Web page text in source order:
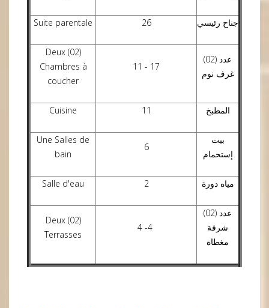
Suite parentale 26 جناح رئيسي
Deux (02)
Chambres à
coucher
11 - 17
عدد (02)
غرف نوم
Cuisine 11 المطبخ
Une Salles de
bain
6
بيت
إستحمام
Salle d'eau 2 مياه دورة
Deux (02)
Terrasses
4 -4
عدد (02)
شرفة
مغطاة